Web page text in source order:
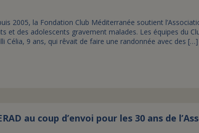
2005, la Fondation Club Méditerranée soutient
et des adolescents gravement malades. Les équipes du
Célia, 9 ans, qui rêvait de faire une randonnée avec des […]
au coup d’envoi pour les 30 ans de